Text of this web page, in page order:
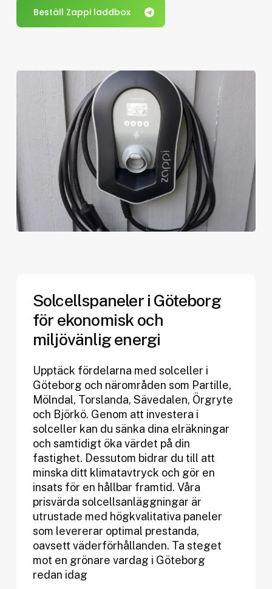
Beställ Zappi laddbox
Solcellspaneler i Göteborg
för ekonomisk och
miljövänlig energi
Upptäck fördelarna med solceller i
Göteborg och närområden som Partille,
Mölndal, Torslanda, Sävedalen, Örgryte
och Björkö. Genom att investera i
solceller kan du sänka dina elräkningar
och samtidigt öka värdet på din
fastighet. Dessutom bidrar du till att
minska ditt klimatavtryck och gör en
insats för en hållbar framtid. Våra
prisvärda solcellsanläggningar är
utrustade med högkvalitativa paneler
som levererar optimal prestanda,
oavsett väderförhållanden. Ta steget
mot en grönare vardag i Göteborg
redan idag